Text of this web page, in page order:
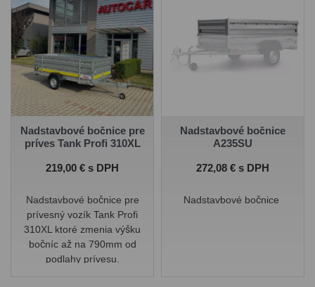
Nadstavbové bočnice pre
príves Tank Profi 310XL
Cena
219,00 € s DPH
Nadstavbové bočnice pre
prívesný vozík Tank Profi
310XL ktoré zmenia výšku
bočníc až na 790mm od
podlahy prívesu.
Nadstavbové bočnice
A235SU
Cena
272,08 € s DPH
Nadstavbové bočnice